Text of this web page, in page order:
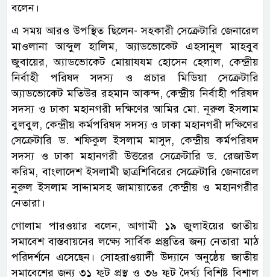
বলেন।
এ সময় আরও উপস্থিত ছিলেন- সহকারী সেক্রেটারি জেনারেল
মাওলানা আব্দুল হালিম, অ্যাডভোকেট এহসানুল মাহবুব
জুবায়ের, অ্যাডভোকেট মোয়াযযম হোসেন হেলাল, কেন্দ্রীয়
নির্বাহী পরিষদ সদস্য ও প্রচার মিডিয়া সেক্রেটারি
অ্যাডভোকেট মতিউর রহমান আকন্দ, কেন্দ্রীয় নির্বাহী পরিষদ
সদস্য ও ঢাকা মহানগরী দক্ষিণের আমির মো. নূরুল ইসলাম
বুলবুল, কেন্দ্রীয় কর্মপরিষদ সদস্য ও ঢাকা মহানগরী দক্ষিণের
সেক্রেটারি ড. শফিকুল ইসলাম মাসুদ, কেন্দ্রীয় কর্মপরিষদ
সদস্য ও ঢাকা মহানগরী উত্তরের সেক্রেটারি ড. রেজাউল
করিম, বাংলাদেশ ইসলামী ছাত্রশিবিরের সেক্রেটারি জেনারেল
নুরুল ইসলাম সাদ্দামসহ জামায়াতের কেন্দ্রীয় ও মহানগরীর
নেতারা।
গোলাম পারওয়ার বলেন, আগামী ১৯ জুলাইয়ের জাতীয়
সমাবেশ বাস্তবায়নের লক্ষ্যে সার্বিক প্রস্তুতির জন্য নেতারা মাঠ
পরিদর্শনে এসেছেন। সোহরাওয়ার্দী উদ্যানে অনুষ্ঠেয় জাতীয়
সমাবেশের জন্য ৩১ ফুট প্রস্থ ও ৩৬ ফুট দৈর্ঘ্য বিশিষ্ট বিশাল